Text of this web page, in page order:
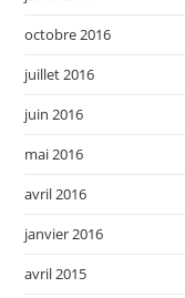
octobre 2016
juillet 2016
juin 2016
mai 2016
avril 2016
janvier 2016
avril 2015